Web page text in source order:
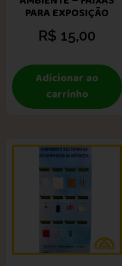
PARA EXPOSIÇÃO
R$ 15,00
Adicionar ao
carrinho